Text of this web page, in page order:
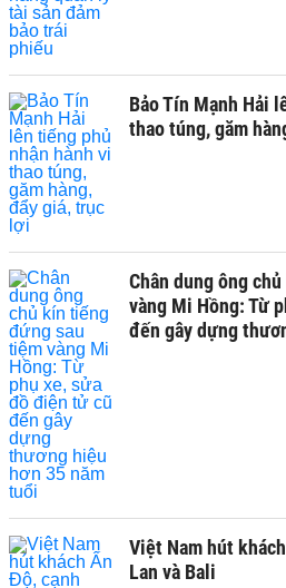
Bảo Tín Mạnh Hải
thao túng, găm
Chân dung ông
vàng Mi Hồng: Từ
đến gây dựng
Việt Nam hút
Lan và Bali